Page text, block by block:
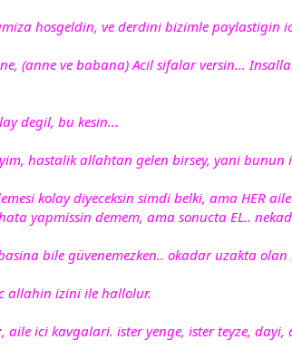
hosgeldin, ve derdini bizimle paylastigin
(anne ve babana) Acil sifalar versin...
degil, bu kesin...
hastalik allahtan gelen birsey, yani
kolay diyeceksin simdi belki, ama HER
yapmissin demem, ama sonucta EL..
bile güvenemezken.. okadar uzakta olan
allahin izini ile hallolur.
aile ici kavgalari. ister yenge, ister teyze, dayi,